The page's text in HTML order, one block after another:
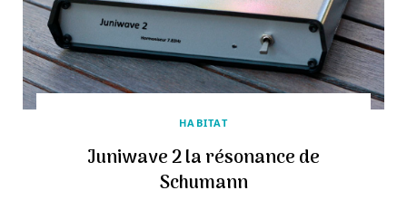
HABITAT
Juniwave 2 la résonance de
Schumann